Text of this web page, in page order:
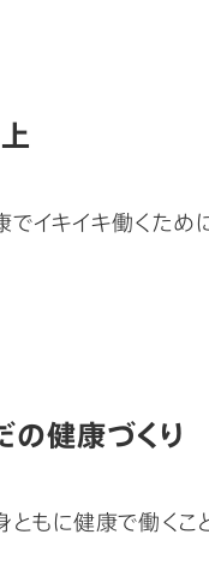
イキイキ働くため
の健康づくり
もに健康で働くこ